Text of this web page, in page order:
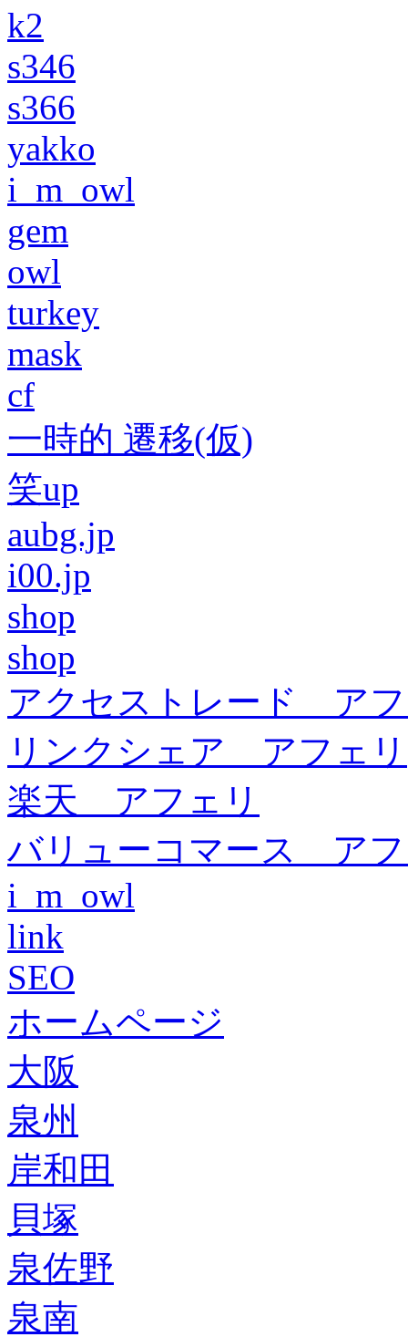
k2
s346
s366
yakko
i_m_owl
gem
owl
turkey
mask
cf
一時的 遷移(仮)
笑up
aubg.jp
i00.jp
shop
shop
アクセストレード ア
リンクシェア アフェリ
楽天 アフェリ
バリューコマース ア
i_m_owl
link
SEO
ホームページ
大阪
泉州
岸和田
貝塚
泉佐野
泉南